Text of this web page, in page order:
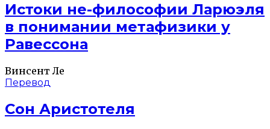
Истоки не-философии Ларюэля
в понимании метафизики у
Равессона
Винсент Ле
Перевод
Сон Аристотеля